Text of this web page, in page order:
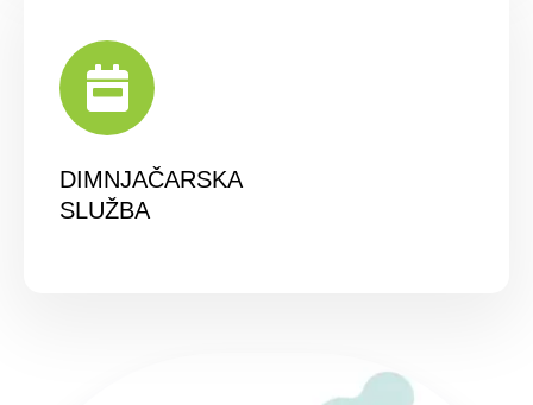
DIMNJAČARSKA
SLUŽBA